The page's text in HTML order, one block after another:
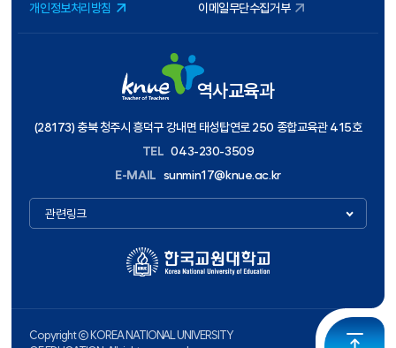
개인정보처리방침 이메일무단수집거부
역사교육과
(28173) 충북 청주시 흥덕구 강내면 태성탑연로 250 종합교육관 415호
TEL 043-230-3509
E-MAIL sunmin17@knue.ac.kr
관련링크
Copyright ⓒ KOREA NATIONAL UNIVERSITY